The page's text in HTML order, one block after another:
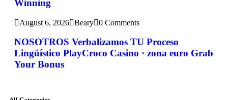
Winning
August 6, 2026 Beary 0 Comments
NOSOTROS Verbalizamos TU Proceso
Lingüístico PlayCroco Casino · zona euro Grab
Your Bonus